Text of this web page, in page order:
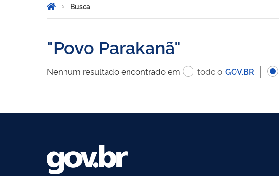
Você está aqui:
Página Inicial
Busca
Povo Parakanã
Nenhum resultado encontrado em todo o GOV.BR